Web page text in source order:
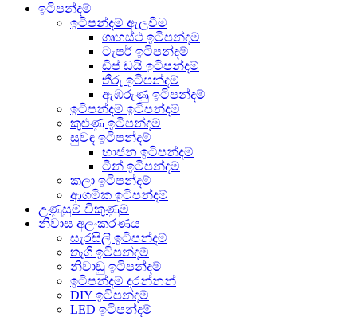
ඉටිපන්දම්
ඉටිපන්දම් ඇලවීම
ගෘහස්ථ ඉටිපන්දම්
ටැපර් ඉටිපන්දම්
ඩිප් ඩයි ඉටිපන්දම්
තීරු ඉටිපන්දම්
ඇඹරුණු ඉටිපන්දම්
ඉටිපන්දම් ඉටිපන්දම්
කුළුණු ඉටිපන්දම්
සුවඳ ඉටිපන්දම්
භාජන ඉටිපන්දම්
ටින් ඉටිපන්දම්
කලා ඉටිපන්දම්
ආගමික ඉටිපන්දම්
උණුසුම් විකුණුම්
නිවාස අලංකරණය
සැරසිලි ඉටිපන්දම්
තෑගි ඉටිපන්දම්
නිවාඩු ඉටිපන්දම්
ඉටිපන්දම් දරන්නන්
DIY ඉටිපන්දම්
LED ඉටිපන්දම්